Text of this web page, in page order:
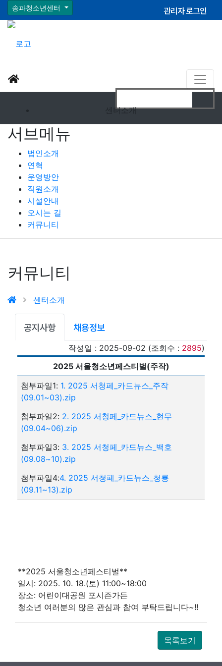
송파청소년센터 관리자 로그인
센터소개
서브메뉴
법인소개
연혁
운영방안
직원소개
시설안내
오시는 길
커뮤니티
커뮤니티
센터소개
공지사항 채용정보
작성일 : 2025-09-02 (조회수 : 2895)
2025 서울청소년페스티벌(주작)
첨부파일1: 1. 2025 서청페_카드뉴스_주작
(09.01~03).zip
첨부파일2: 2. 2025 서청페_카드뉴스_현무
(09.04~06).zip
첨부파일3: 3. 2025 서청페_카드뉴스_백호
(09.08~10).zip
첨부파일4:4. 2025 서청페_카드뉴스_청룡
(09.11~13).zip
**2025 서울청소년페스티벌**
일시: 2025. 10. 18.(토) 11:00~18:00
장소: 어린이대공원 포시즌가든
청소년 여러분의 많은 관심과 참여 부탁드립니다~!!
목록보기